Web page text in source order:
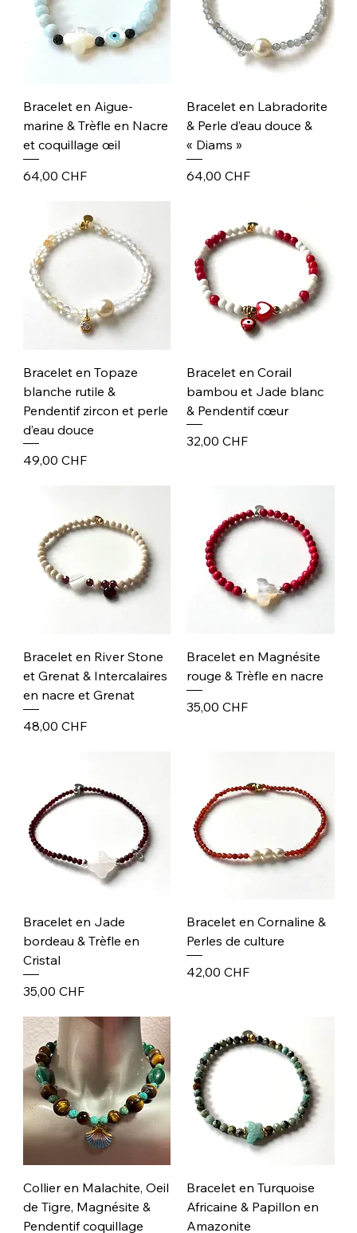
Bracelet en Aigue-
marine & Trèfle en Nacre
et coquillage œil
Prix
64,00 CHF
Bracelet en Labradorite
& Perle d’eau douce &
« Diams »
Prix
64,00 CHF
Bracelet en Topaze
blanche rutile &
Pendentif zircon et perle
d’eau douce
Prix
49,00 CHF
Bracelet en Corail
bambou et Jade blanc
& Pendentif cœur
Prix
32,00 CHF
Bracelet en River Stone
et Grenat & Intercalaires
en nacre et Grenat
Prix
48,00 CHF
Bracelet en Magnésite
rouge & Trèfle en nacre
Prix
35,00 CHF
Bracelet en Jade
bordeau & Trèfle en
Cristal
Prix
35,00 CHF
Bracelet en Cornaline &
Perles de culture
Prix
42,00 CHF
Collier en Malachite, Oeil
de Tigre, Magnésite &
Pendentif coquillage
Bracelet en Turquoise
Africaine & Papillon en
Amazonite